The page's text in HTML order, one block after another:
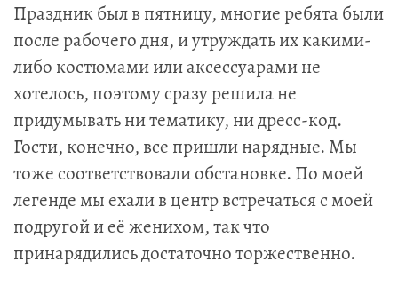
Праздник был в пятницу, многие ребята были
после рабочего дня, и утруждать их какими-
либо костюмами или аксессуарами не
хотелось, поэтому сразу решила не
придумывать ни тематику, ни дресс-код.
Гости, конечно, все пришли нарядные. Мы
тоже соответствовали обстановке. По моей
легенде мы ехали в центр встречаться с моей
подругой и её женихом, так что
принарядились достаточно торжественно.